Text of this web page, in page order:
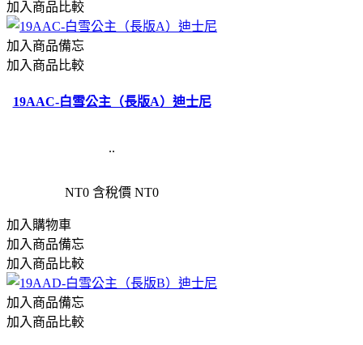
加入商品比較
加入商品備忘
加入商品比較
19AAC-白雪公主（長版A）迪士尼
..
NT0 含稅價 NT0
加入購物車
加入商品備忘
加入商品比較
加入商品備忘
加入商品比較